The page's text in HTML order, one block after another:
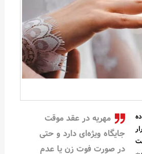
مهریه در عقد موقت
جایگاه ویژه‌ای دارد و حتی
در صورت فوت زن یا عدم